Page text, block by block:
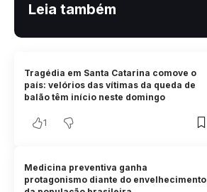
Leia também
Tragédia em Santa Catarina comove o
país: velórios das vítimas da queda de
balão têm início neste domingo
1
Medicina preventiva ganha
protagonismo diante do envelhecimento